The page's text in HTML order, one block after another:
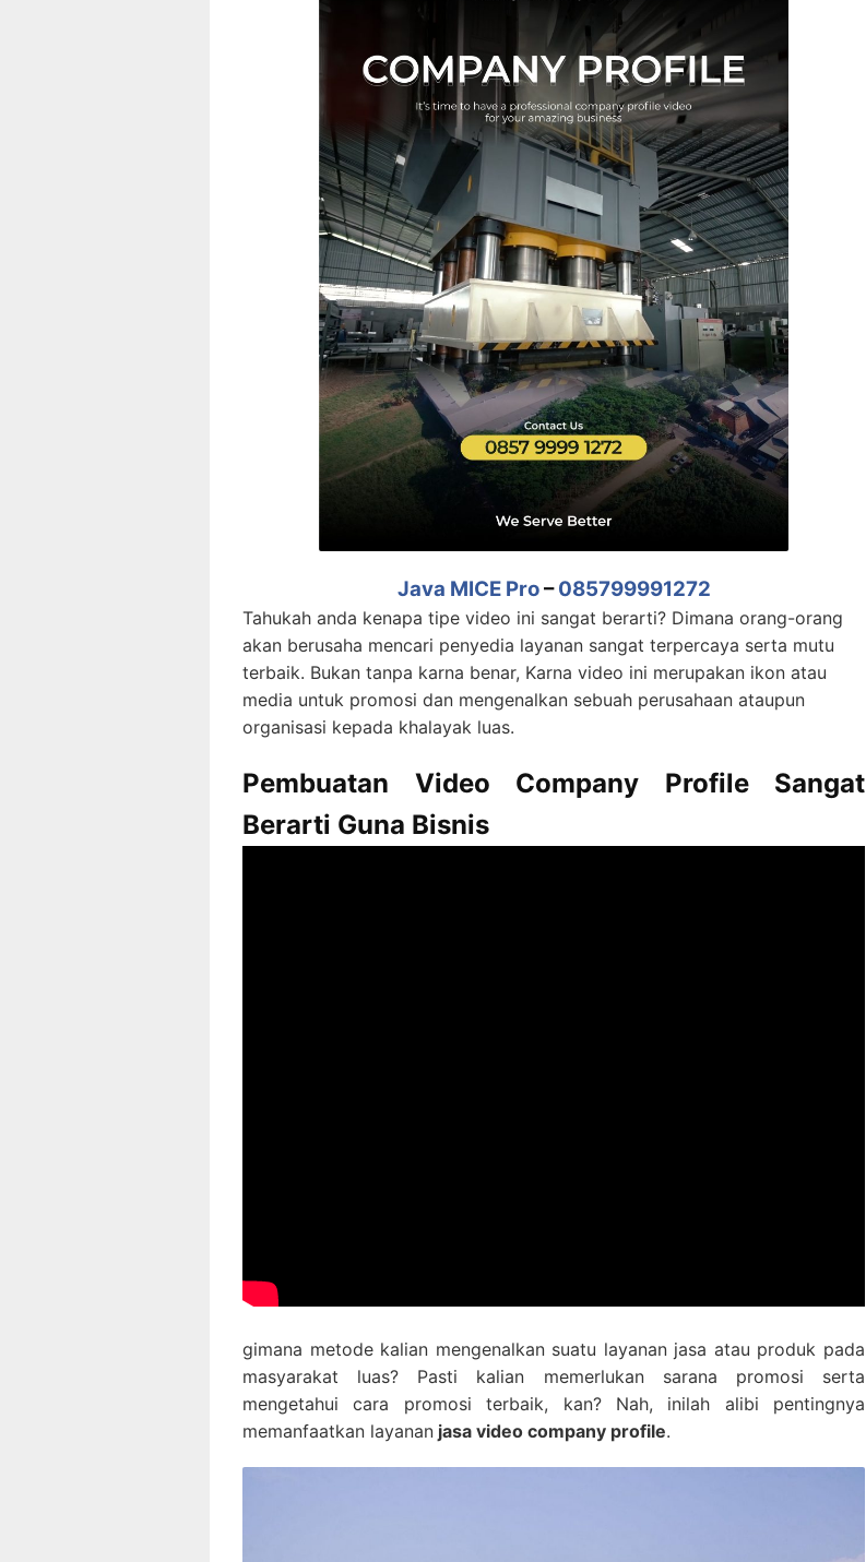
Java MICE Pro–085799991272
Tahukah anda kenapa tipe video ini sangat berarti? Dimana orang-orang
akan berusaha mencari penyedia layanan sangat terpercaya serta mutu
terbaik. Bukan tanpa karna benar, Karna video ini merupakan ikon atau
media untuk promosi dan mengenalkan sebuah perusahaan ataupun
organisasi kepada khalayak luas.
Pembuatan Video Company Profile Sangat
Berarti Guna Bisnis
gimana metode kalian mengenalkan suatu layanan jasa atau produk pada
masyarakat luas? Pasti kalian memerlukan sarana promosi serta
mengetahui cara promosi terbaik, kan? Nah, inilah alibi pentingnya
memanfaatkan layanan jasa video company profile.